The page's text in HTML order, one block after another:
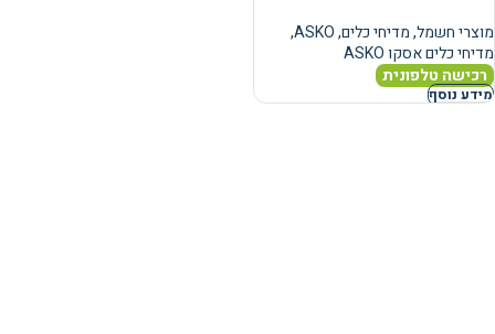
מוצרי חשמל,מדיחי כלים,
ASKO
,
מדיחי כלים אסקו ASKO
רכישה טלפונית
מידע נוסף